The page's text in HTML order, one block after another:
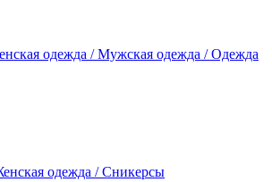
одежда / Мужская одежда / Одежда
одежда / Сникерсы